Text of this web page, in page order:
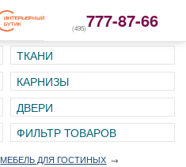
(495)777-87-66
ТКАНИ
КАРНИЗЫ
ДВЕРИ
МЕБЕЛЬ ДЛЯ ГОСТИНЫХ →